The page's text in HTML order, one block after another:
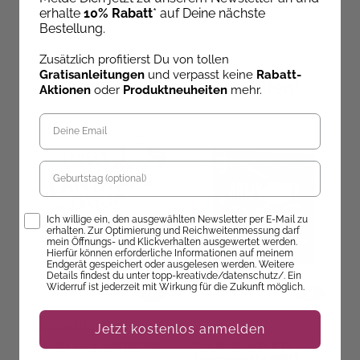
Entdecke unsere Neuheiten!
Doerthe Eisterlehner
Lovely Lanyards häkeln
erhalte 10% Rabatt* auf Deine nächste
Bestellung.
Zusätzlich profitierst Du von tollen
Gratisanleitungen und verpasst keine Rabatt-
Aktionen oder Produktneuheiten mehr.
Geburtstag
Opt-InIch willige ein, den ausgewählten Newsletter per E-Mail zu
erhalten. Zur Optimierung und Reichweitenmessung darf
mein Öffnungs- und Klickverhalten ausgewertet werden.
Hierfür können erforderliche Informationen auf meinem
Endgerät gespeichert oder ausgelesen werden. Weitere
Details findest du unter topp-kreativ.de/datenschutz/. Ein
Widerruf ist jederzeit mit Wirkung für die Zukunft möglich.
Jetzt kostenlos anmelden